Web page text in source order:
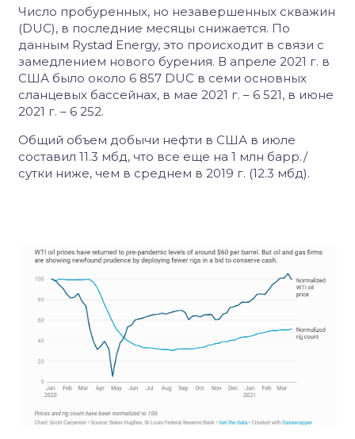
Число пробуренных, но незавершенных скважин
(DUC), в последние месяцы снижается. По
данным Rystad Energy, это происходит в связи с
замедлением нового бурения. В апреле 2021 г. в
США было около 6 857 DUC в семи основных
сланцевых бассейнах, в мае 2021 г. – 6 521, в июне
2021 г. – 6 252.
Общий объем добычи нефти в США в июле
составил 11.3 мбд, что все еще на 1 млн барр./
сутки ниже, чем в среднем в 2019 г. (12.3 мбд).